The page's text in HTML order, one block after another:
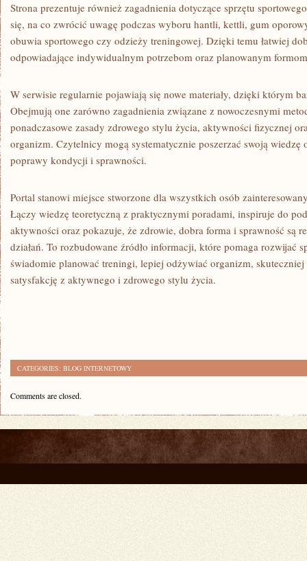
Strona prezentuje również zagadnienia dotyczące sprzętu
się, na co zwrócić uwagę podczas wyboru hantli, kettli, gum
obuwia sportowego czy odzieży treningowej. Dzięki temu łatwiej
odpowiadające indywidualnym potrzebom oraz planowanym
W serwisie regularnie pojawiają się nowe materiały, dzięki którym
Obejmują one zarówno zagadnienia związane z nowoczesnymi
ponadczasowe zasady zdrowego stylu życia, aktywności fizycznej
organizm. Czytelnicy mogą systematycznie poszerzać swoją wiedzę
poprawy kondycji i sprawności.
Portal stanowi miejsce stworzone dla wszystkich osób
Łączy wiedzę teoretyczną z praktycznymi poradami, inspiruje do
aktywności oraz pokazuje, że zdrowie, dobra forma i sprawność są
działań. To rozbudowane źródło informacji, które pomaga rozwijać
świadomie planować treningi, lepiej odżywiać organizm, skuteczniej
satysfakcję z aktywnego i zdrowego stylu życia.
CATEGORIES: BLOG INTERNETOWY
Comments are closed.